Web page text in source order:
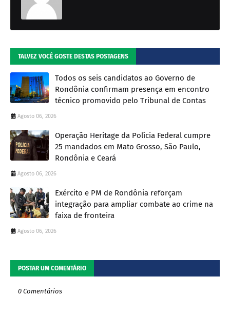
TALVEZ VOCÊ GOSTE DESTAS POSTAGENS
Todos os seis candidatos ao Governo de
Rondônia confirmam presença em encontro
técnico promovido pelo Tribunal de Contas
Agosto 06, 2026
Operação Heritage da Polícia Federal cumpre
25 mandados em Mato Grosso, São Paulo,
Rondônia e Ceará
Agosto 06, 2026
Exército e PM de Rondônia reforçam
integração para ampliar combate ao crime na
faixa de fronteira
Agosto 06, 2026
POSTAR UM COMENTÁRIO
0 Comentários